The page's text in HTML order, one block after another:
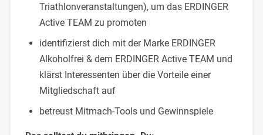
Triathlonveranstaltungen), um das ERDINGER
Active TEAM zu promoten
identifizierst dich mit der Marke ERDINGER
Alkoholfrei & dem ERDINGER Active TEAM und
klärst Interessenten über die Vorteile einer
Mitgliedschaft auf
betreust Mitmach-Tools und Gewinnspiele